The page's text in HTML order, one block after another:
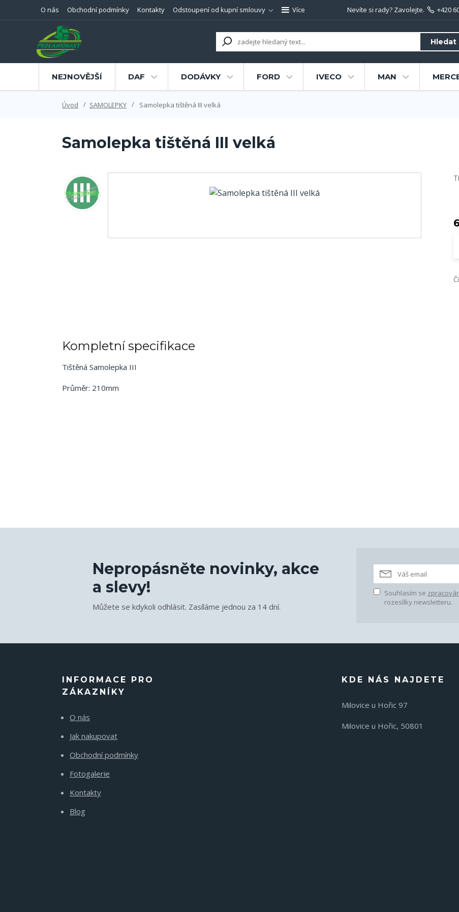
O nás Obchodní podmínky Kontakty Odstoupení od kupní smlouvy Více
Hledat
Nevíte si rady? Zavolejte. +420
NEJNOVĚJŠÍ DAF DODÁVKY FORD IVECO MAN
Úvod SAMOLEPKY Samolepka tištěná III velká
Samolepka tištěná III velká
Kompletní specifikace
Tištěná Samolepka III
Průměr: 210mm
Nepropásněte novinky, akce
a slevy!
Můžete se kdykoli odhlásit. Zasíláme jednou za 14 dní.
Souhlasím se
rozesílky newsletteru.
INFORMACE PRO
ZÁKAZNÍKY
O nás
Jak nakupovat
Obchodní podmínky
Fotogalerie
Kontakty
Blog
KDE NÁS NAJDETE
Milovice u Hořic 97
Milovice u Hořic, 50801